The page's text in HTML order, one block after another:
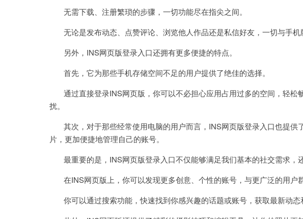
无需下载、注册繁琐的步骤，一切功能尽在指尖之间。
无论是发布动态、点赞评论、浏览他人作品还是私信好友，一切与手机
另外，INS网页版登录入口还拥有更多便捷的特点。
首先，它为那些手机存储空间不足的用户提供了绝佳的选择。
通过直接登录INS网页版，你可以不必担心应用占用过多的空间，轻松
扰。
其次，对于那些经常使用电脑的用户而言，INS网页版登录入口也提供
片，更加便捷地管理自己的账号。
最重要的是，INS网页版登录入口不仅能够满足我们基本的社交需求，还
在INS网页版上，你可以发现更多创意、个性的账号，与更广泛的用户
你可以通过搜索功能，快速找到你感兴趣的话题或账号，获取最新动态